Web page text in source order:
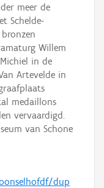
meer de
Schelde-
Willem
in de
Artevelde in
medaillons
vervaardigd.
van Schone
dup